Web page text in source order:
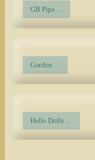
GB Pipa ...
Gordon ...
Hello Dolly ...